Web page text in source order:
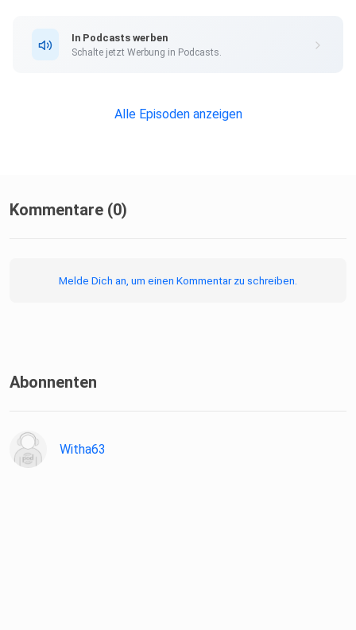
In Podcasts werben
Schalte jetzt Werbung in Podcasts.
Alle Episoden anzeigen
Kommentare (0)
Melde Dich an, um einen Kommentar zu schreiben.
Abonnenten
Witha63